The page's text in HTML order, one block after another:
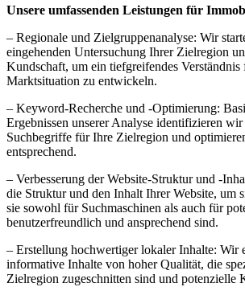
Unsere umfassenden Leistungen für
– Regionale und Zielgruppenanalyse: Wir
eingehenden Untersuchung Ihrer Zielregion
Kundschaft, um ein tiefgreifendes
Marktsituation zu entwickeln.
– Keyword-Recherche und -Optimierung:
Ergebnissen unserer Analyse identifizieren wir
Suchbegriffe für Ihre Zielregion und
entsprechend.
– Verbesserung der Website-Struktur und -
die Struktur und den Inhalt Ihrer Website, um
sie sowohl für Suchmaschinen als auch für
benutzerfreundlich und ansprechend sind.
– Erstellung hochwertiger lokaler Inhalte: Wir
informative Inhalte von hoher Qualität, die
Zielregion zugeschnitten sind und potenzielle